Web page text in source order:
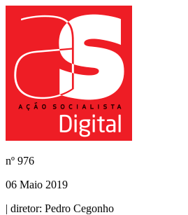
nº 976
06 Maio 2019
| diretor: Pedro Cegonho